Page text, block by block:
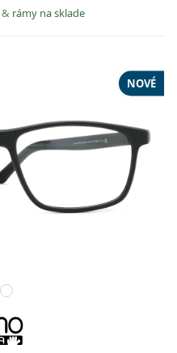
& rámy na sklade
NOVÉ